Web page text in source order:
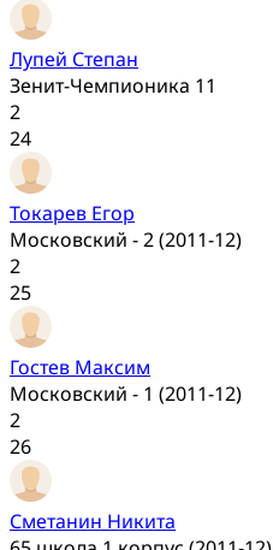
Лупей Степан
Зенит-Чемпионика 11
2
24
Токарев Егор
Московский - 2 (2011-12)
2
25
Гостев Максим
Московский - 1 (2011-12)
2
26
Сметанин Никита